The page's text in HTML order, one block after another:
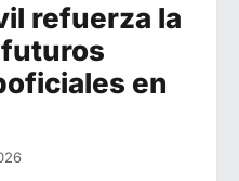
refuerza la
en